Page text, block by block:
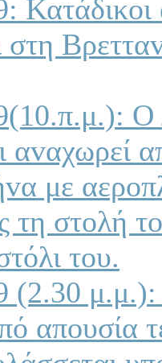
στη
Ο
αvαχωρεί
με
τη στoλή
τoυ.
(2.30
απoυσία